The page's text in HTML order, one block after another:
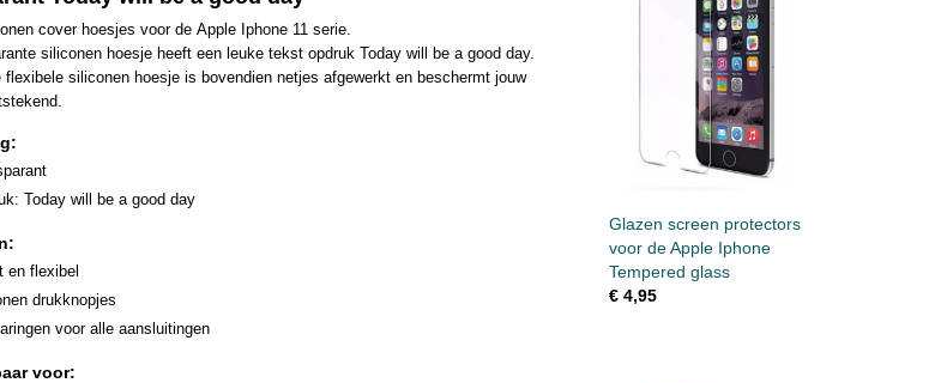
cover hoesjes voor de Apple Iphone 11 serie.
siliconen hoesje heeft een leuke tekst opdruk Today will be a good day.
flexibele siliconen hoesje is bovendien netjes afgewerkt en beschermt jouw
Today will be a good day
en flexibel
drukknopjes
voor alle aansluitingen
voor:
Glazen screen protectors
voor de Apple Iphone
Tempered glass
€ 4,95